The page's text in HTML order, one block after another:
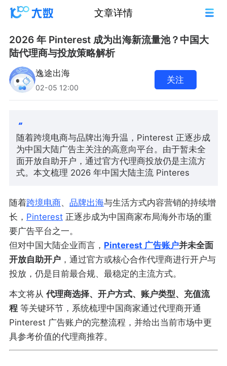
文章详情
2026 年 Pinterest 成为出海新流量池？中国大
陆代理商与投放策略解析
逸途出海
02-05 12:00
关注
随着跨境电商与品牌出海升温，Pinterest 正逐步成
为中国大陆广告主关注的高意向平台。由于暂未全
面开放自助开户，通过官方代理商投放仍是主流方
式。本文梳理 2026 年中国大陆主流 Pinteres
随着跨境电商、 品牌出海与生活方式内容营销的持续增
长， Pinterest正逐步成为中国商家布局海外市场的重
要广告平台之一。
但对中国大陆企业而言， Pinterest 广告账户并未全面
开放自助开户，通过官方或核心合作代理商进行开户与
投放，仍是目前最合规、最稳定的主流方式。
本文将从 代理商选择、开户方式、账户类型、充值流
程等关键环节，系统梳理中国商家通过代理商开通
Pinterest 广告账户的完整流程，并给出当前市场中更
具参考价值的代理商推荐。